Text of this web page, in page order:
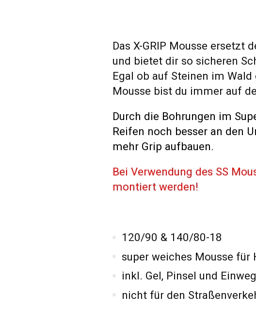
Das X-GRIP Mousse ersetzt
und bietet dir so sicheren
Egal ob auf Steinen im Wald
Mousse bist du immer auf
Durch die Bohrungen im
Reifen noch besser an den
mehr Grip aufbauen.
Bei Verwendung des SS
montiert werden!
120/90 & 140/80-18
super weiches Mousse für
inkl. Gel, Pinsel und
nicht für den